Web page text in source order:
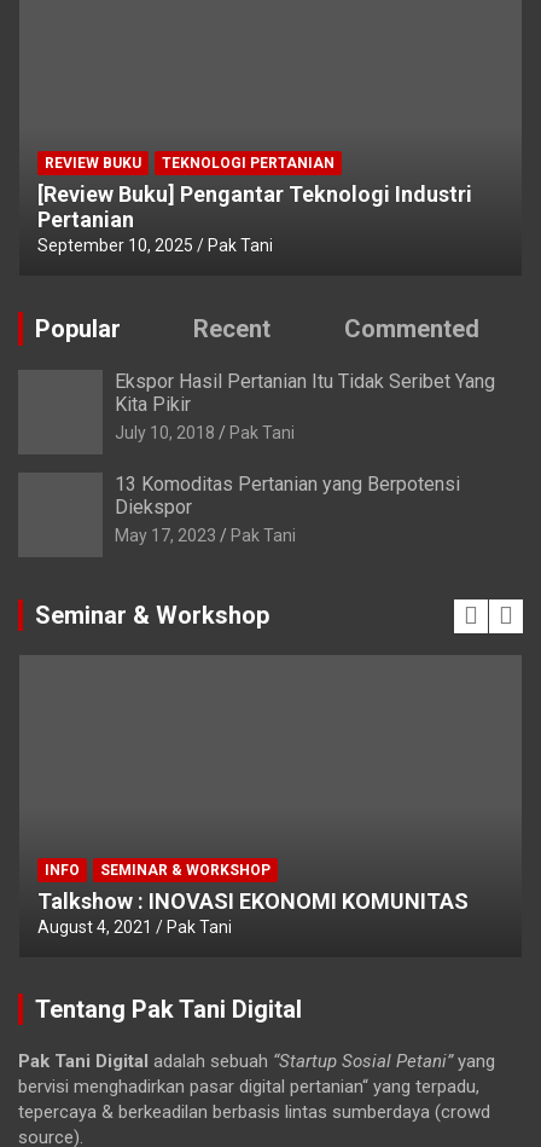
REVIEW BUKU TEKNOLOGI PERTANIAN
[Review Buku] Pengantar Teknologi Industri
Pertanian
September 10, 2025 Pak Tani
Popular Recent Commented
Ekspor Hasil Pertanian Itu Tidak Seribet Yang
Kita Pikir
July 10, 2018 Pak Tani
13 Komoditas Pertanian yang Berpotensi
Diekspor
May 17, 2023 Pak Tani
Seminar & Workshop
INFO SEMINAR & WORKSHOP
Talkshow : INOVASI EKONOMI KOMUNITAS
August 4, 2021 Pak Tani
Tentang Pak Tani Digital
Pak Tani Digital adalah sebuah “Startup Sosial Petani”yang
bervisi menghadirkan pasar digital pertanian“ yang terpadu,
tepercaya & berkeadilan berbasis lintas sumberdaya (crowd
source).